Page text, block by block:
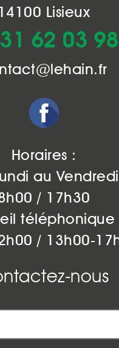
Lisieux
62 03 98
Horaires :
au Vendredi
/ 17h30
téléphonique
/ 13h00-
nous